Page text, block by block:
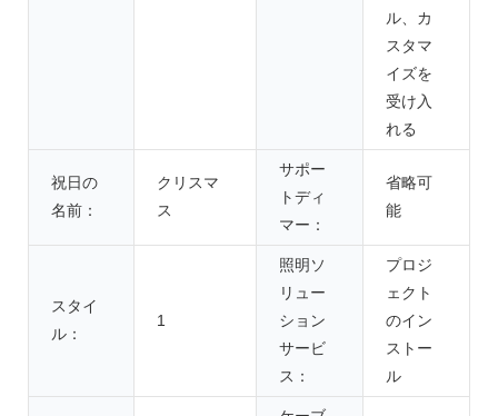
ル、カ
スタマ
イズを
受け入
れる
祝日の
名前：
クリスマ
ス
サポー
トディ
マー：
省略可
能
スタイ
ル：
1
照明ソ
リュー
ション
サービ
ス：
プロジ
ェクト
のイン
ストー
ル